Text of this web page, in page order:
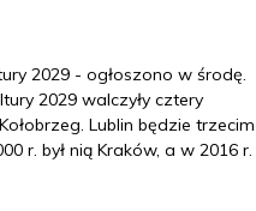
2029 - ogłoszono w środę.
2029 walczyły cztery
Lublin będzie trzecim
r. był nią Kraków, a w 2016 r.